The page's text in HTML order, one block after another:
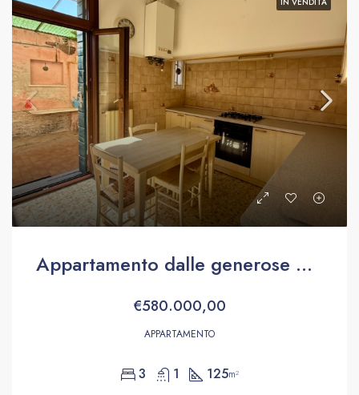
Appartamento dalle generose dimensioni
€580.000,00
APPARTAMENTO
3 1 125m²